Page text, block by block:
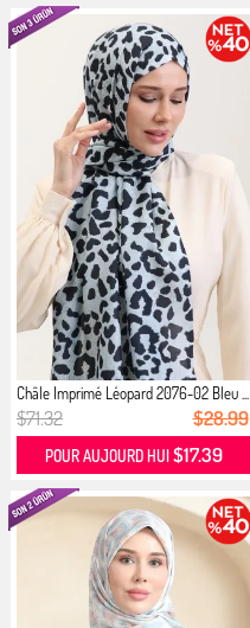
Châle Imprimé Léopard 2076-02 Bleu ...
$71.32 $28.99
POUR AUJOURD HUI $17.39